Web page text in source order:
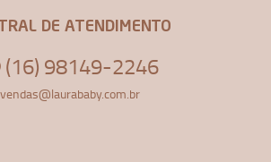
DE ATENDIMENTO
(16) 98149-2246
vendas@laurababy.com.br